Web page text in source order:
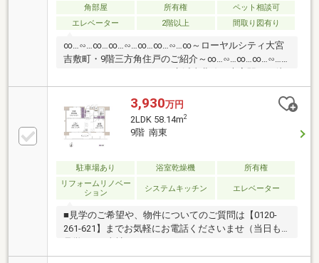
ュレーションソフトローン完済まで家計収支を視える
化し将来のリスクや不安を対策！
角部屋 所有権
ペット相談可
エレベーター
2階以上 間取り図有り
∞…∽…∞…∞…∽…∞…∞…∽…∞～ローヤルシティ大宮
吉敷町・9階三方角住戸のご紹介～∞…∽…∞…∞…∽…
歩8分の立地です。 大宮駅最寄りのため複数の路線
がお使い頂けます。▼物件の特徴・9階部分、南東、
北東、北西向きの３方角住戸ため、採光面が多く、暖
かい日差しが室内まで届きます。・来訪者を映像で確
認できるTVモニター付きインターホン有り。・ペット
が可能。（管理規約等による制限あり）・マンション
エントランスには宅配ボックス設置。
3,930万円
2LDK 58.14m2
9階 南東
駐車場あり 浴室乾燥機
所有権
リフォームリノベー
ション
システムキッチン エレベーター
■見学のご希望や、物件についてのご質問は【0120-
261-621】までお気軽にお電話くださいませ（当日も
ス（東証プライム上場）のグループ会社です○令和8年